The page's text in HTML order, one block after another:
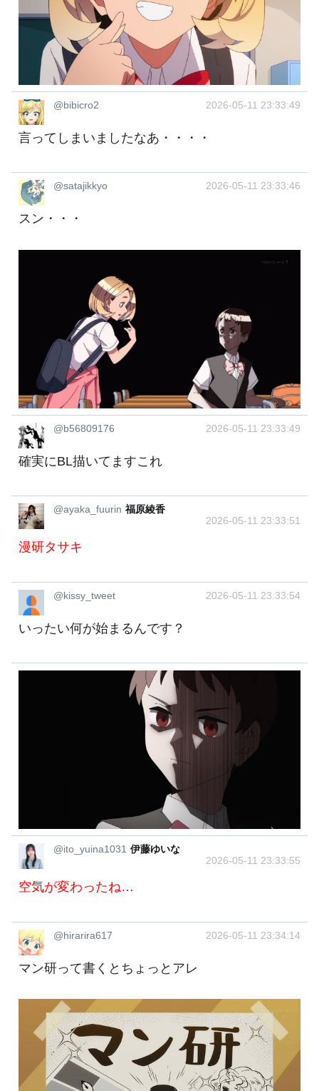
@bibicro2 2026-05-11 23:33:49
言ってしまいましたなあ・・・・
@satajikkyo 2026-05-11 23:33:46
スン・・・
@b56809176 2026-05-11 23:33:49
確実にBL描いてますこれ
@ayaka_fuurin 福原綾香
2026-05-11 23:33:51
漫研タサキ
@kissy_tweet 2026-05-11 23:33:54
いったい何が始まるんです？
@ito_yuina1031 伊藤ゆいな
2026-05-11 23:33:55
空気が変わったね…
@hirarira617 2026-05-11 23:34:14
マン研って書くとちょっとアレ